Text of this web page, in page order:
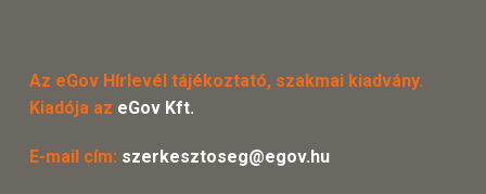
Az eGov Hírlevél tájékoztató, szakmai kiadvány.
Kiadója az eGov Kft.
E-mail cím: szerkesztoseg@egov.hu